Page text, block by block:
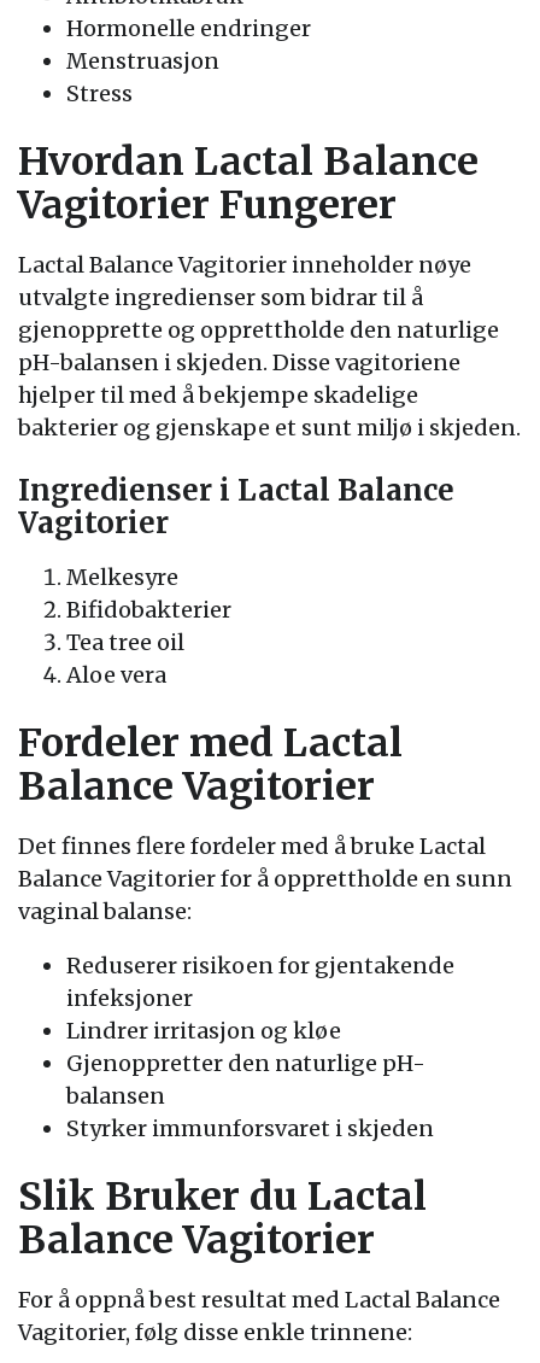
Hormonelle endringer
Menstruasjon
Stress
Hvordan Lactal Balance
Vagitorier Fungerer
Lactal Balance Vagitorier inneholder nøye
utvalgte ingredienser som bidrar til å
gjenopprette og opprettholde den naturlige
pH-balansen i skjeden. Disse vagitoriene
hjelper til med å bekjempe skadelige
bakterier og gjenskape et sunt miljø i skjeden.
Ingredienser i Lactal Balance
Vagitorier
Melkesyre
Bifidobakterier
Tea tree oil
Aloe vera
Fordeler med Lactal
Balance Vagitorier
Det finnes flere fordeler med å bruke Lactal
Balance Vagitorier for å opprettholde en sunn
vaginal balanse:
Reduserer risikoen for gjentakende
infeksjoner
Lindrer irritasjon og kløe
Gjenoppretter den naturlige pH-
balansen
Styrker immunforsvaret i skjeden
Slik Bruker du Lactal
Balance Vagitorier
For å oppnå best resultat med Lactal Balance
Vagitorier, følg disse enkle trinnene: